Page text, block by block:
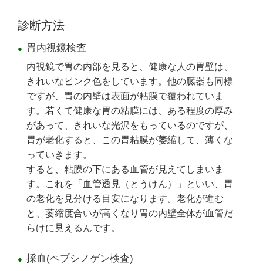
診断方法
胃内視鏡検査
内視鏡で胃の内部を見ると、健康な人の胃壁は、
きれいなピンク色をしています。他の臓器も同様
ですが、胃の内壁は表面が粘膜で覆われていま
す。若くて健康な胃の粘膜には、ある程度の厚み
があって、きれいな光沢をもっているのですが、
胃が老化すると、この胃粘膜が萎縮して、薄くな
っていきます。
すると、粘膜の下にある血管が見えてしまいま
す。これを「血管透見（とうけん）」といい、胃
の老化を見分ける目安になります。老化が進む
と、萎縮度合いが高くなり胃の内壁全体が血管だ
らけに見えるんです。
採血(ペプシノゲン検査)